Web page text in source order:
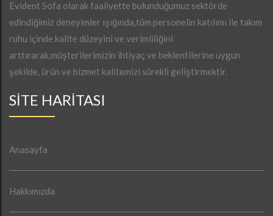
Evident Sofa olarak faaliyette bulunduğumuz sektörde
edindiğimiz deneyimler ışığında,tüm personelin katılımı ile takım
ruhu içinde kalite düzeyini ve verimliliğini
arttırarak,müşterilerimizin ihtiyaç ve beklentilerine uygun
şekilde, ürün ve hizmet kalitemizi sürekli geliştirmektir.
SİTE HARİTASI
Anasayfa
Hakkımızda